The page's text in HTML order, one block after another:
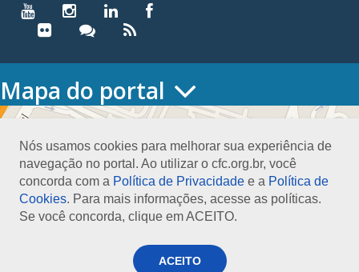
Nós usamos cookies para melhorar sua experiência de
navegação no portal. Ao utilizar o cfc.org.br, você
concorda com a Política de Privacidade e a Política de
Cookies. Para mais informações, acesse as políticas.
Se você concorda, clique em ACEITO.
ACEITO
Mapa do portal
HOME
Conselho Diretor
Nossa Sede
Planejamento
Organograma
Medalha João Lyra